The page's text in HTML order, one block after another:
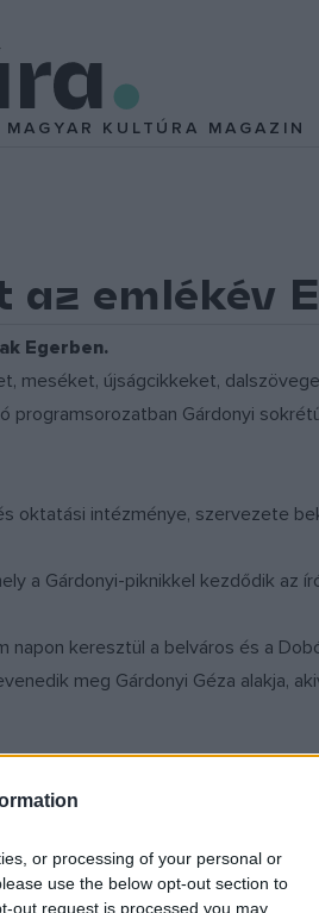
or processing of your personal or
use the below opt-out section to
out request is processed you may
MAGYAR KULTÚRA MAGAZIN
emlékév
Egerben.
meséket, újságcikkeket,
Gárdonyi
oktatási intézménye, szervezete
a Gárdonyi-piknikkel kezdődik az
napon keresztül a belváros és a
meg Gárdonyi Géza alakja,
Varga Livius és NeVa,
arcfestés,
eseménye, a Végvári